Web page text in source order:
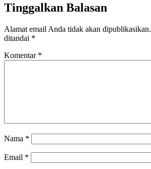
Tinggalkan Balasan
Alamat email Anda tidak akan dipublikasikan.
ditandai *
Komentar *
Nama *
Email *